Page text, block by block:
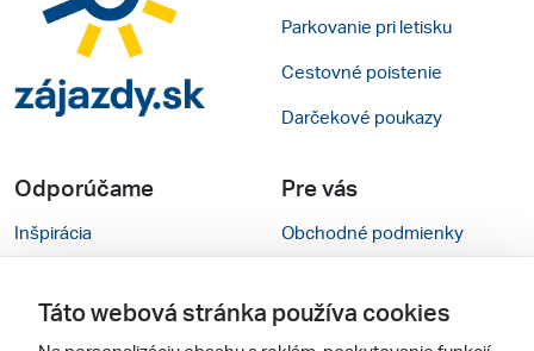
Parkovanie pri letisku
Cestovné poistenie
Darčekové poukazy
Odporúčame
Inšpirácia
Cestovné kancelárie
Pre vás
Obchodné podmienky
Nastavenie cookies
Táto webová stránka používa cookies